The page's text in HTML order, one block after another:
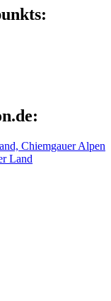
Chiemgauer Alpen
Land